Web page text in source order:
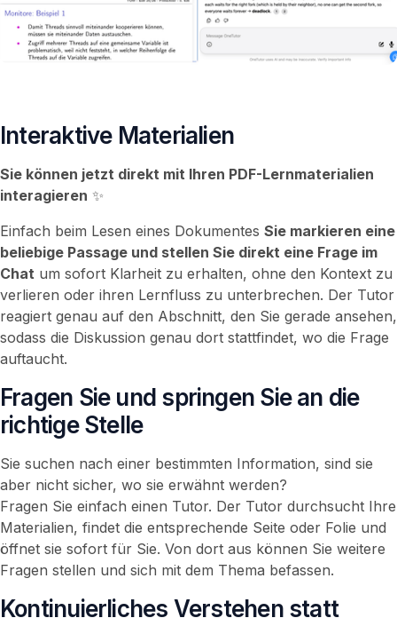
Interaktive Materialien
Sie können jetzt direkt mit Ihren PDF-Lernmaterialien
interagieren ✨
Einfach beim Lesen eines Dokumentes Sie markieren eine
beliebige Passage und stellen Sie direkt eine Frage im
Chat um sofort Klarheit zu erhalten, ohne den Kontext zu
verlieren oder ihren Lernfluss zu unterbrechen. Der Tutor
reagiert genau auf den Abschnitt, den Sie gerade ansehen,
sodass die Diskussion genau dort stattfindet, wo die Frage
auftaucht.
Fragen Sie und springen Sie an die
richtige Stelle
Sie suchen nach einer bestimmten Information, sind sie
aber nicht sicher, wo sie erwähnt werden?
Fragen Sie einfach einen Tutor. Der Tutor durchsucht Ihre
Materialien, findet die entsprechende Seite oder Folie und
öffnet sie sofort für Sie. Von dort aus können Sie weitere
Fragen stellen und sich mit dem Thema befassen.
Kontinuierliches Verstehen statt